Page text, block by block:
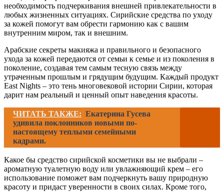
необходимость подчеркивания внешней привлекательности в
любых жизненных ситуациях. Сирийские средства по уходу
за кожей помогут вам обрести гармонию как с вашим
внутренним миром, так и внешним.
Арабские секреты макияжа и правильного и безопасного
ухода за кожей передаются от семьи к семье и из поколения в
поколение, создавая тем самым тесную связь между
утраченным прошлым и грядущим будущим. Каждый продукт
East Nights – это тень многовековой истории Сирии, которая
дарит нам реальный и ценный опыт наведения красоты.
ЧИТАТЬ ТАКЖЕ: Екатерина Гусева
удивила поклонников новыми по-
настоящему теплыми семейными
кадрами.
Какое бы средство сирийской косметики вы не выбрали –
ароматную туалетную воду или увлажняющий крем – его
использование поможет вам подчеркнуть вашу природную
красоту и придаст уверенности в своих силах. Кроме того,